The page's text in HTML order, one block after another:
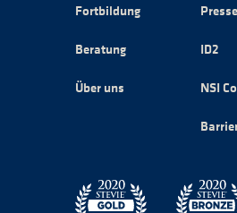
Fortbildung
Beratung
Über uns
Presse
ID2
NSI